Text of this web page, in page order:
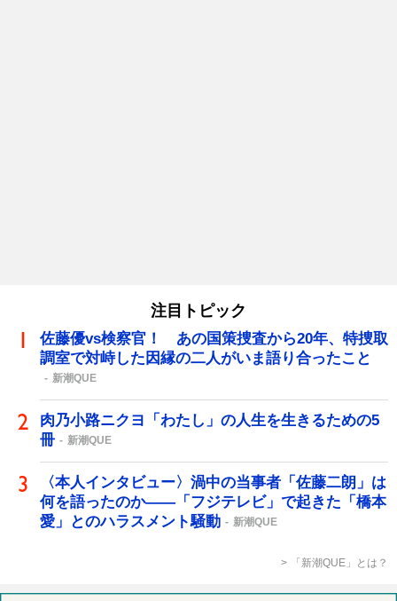
注目トピック
佐藤優vs検察官！ あの国策捜査から20年、特捜取
調室で対峙した因縁の二人がいま語り合ったこと
新潮QUE
肉乃小路ニクヨ「わたし」の人生を生きるための5
冊
新潮QUE
〈本人インタビュー〉渦中の当事者「佐藤二朗」は
何を語ったのか――「フジテレビ」で起きた「橋本
愛」とのハラスメント騒動
新潮QUE
「新潮QUE」とは？